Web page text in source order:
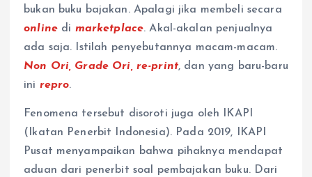
bukan buku bajakan. Apalagi jika membeli secara
onlinedi marketplace. Akal-akalan penjualnya
ada saja. Istilah penyebutannya macam-macam.
Non Ori, Grade Ori, re-print, dan yang baru-baru
ini repro.
Fenomena tersebut disoroti juga oleh IKAPI
(Ikatan Penerbit Indonesia). Pada 2019, IKAPI
Pusat menyampaikan bahwa pihaknya mendapat
aduan dari penerbit soal pembajakan buku. Dari